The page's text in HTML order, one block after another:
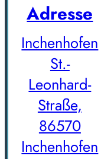
Adresse
Inchenhofen
St.-
Leonhard-
Straße,
86570
Inchenhofen